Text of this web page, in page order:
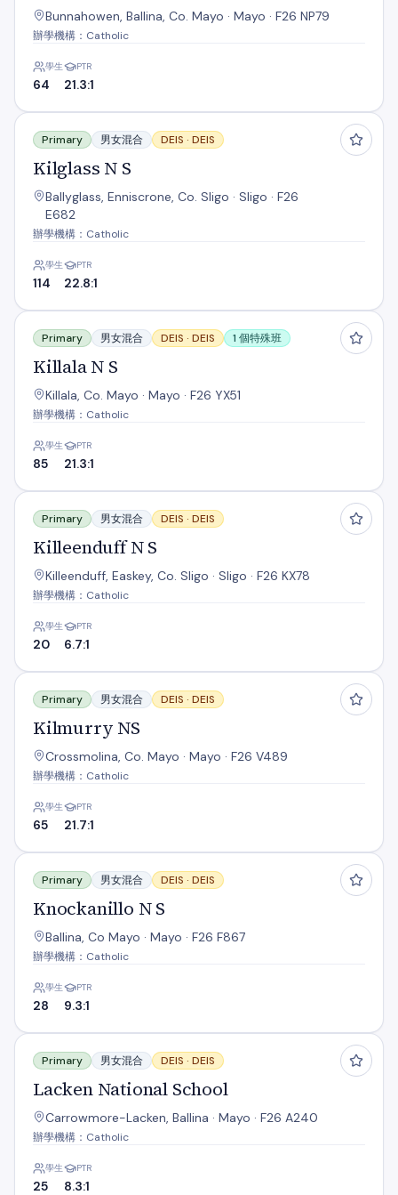
Bunnahowen, Ballina, Co. Mayo · Mayo · F26 NP79
辦學機構：Catholic
學生
64
PTR
21.3:1
Kilglass N S
Primary 男女混合 DEIS · DEIS
Kilglass N S
Ballyglass, Enniscrone, Co. Sligo · Sligo · F26
E682
辦學機構：Catholic
學生
114
PTR
22.8:1
Killala N S
Primary 男女混合 DEIS · DEIS 1 個特殊班
Killala N S
Killala, Co. Mayo · Mayo · F26 YX51
辦學機構：Catholic
學生
85
PTR
21.3:1
Killeenduff N S
Primary 男女混合 DEIS · DEIS
Killeenduff N S
Killeenduff, Easkey, Co. Sligo · Sligo · F26 KX78
辦學機構：Catholic
學生
20
PTR
6.7:1
Kilmurry NS
Primary 男女混合 DEIS · DEIS
Kilmurry NS
Crossmolina, Co. Mayo · Mayo · F26 V489
辦學機構：Catholic
學生
65
PTR
21.7:1
Knockanillo N S
Primary 男女混合 DEIS · DEIS
Knockanillo N S
Ballina, Co Mayo · Mayo · F26 F867
辦學機構：Catholic
學生
28
PTR
9.3:1
Lacken National School
Primary 男女混合 DEIS · DEIS
Lacken National School
Carrowmore-Lacken, Ballina · Mayo · F26 A240
辦學機構：Catholic
學生
25
PTR
8.3:1